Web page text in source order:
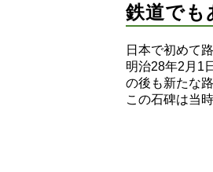
鉄道でも
日本で初めて
明治28年2月1
の後も新たな
この石碑は当